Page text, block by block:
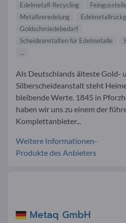
Edelmetall-Recycling
Feingussteile
Metallveredelung
Goldschmiedebedarf
Scheideanstalten für Edelmetalle
...
Als Deutschlands älteste Gold-
Silberscheideanstalt steht
bleibende Werte. 1845 in
haben wir uns zu einem der
Komplettanbieter...
Weitere Informationen-
Produkte des Anbieters
Metaq GmbH